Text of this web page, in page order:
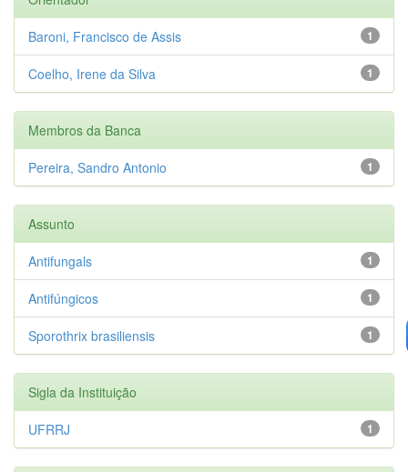
1
Baroni, Francisco de Assis
1
Coelho, Irene da Silva
Membros da Banca
1
Pereira, Sandro Antonio
Assunto
1
Antifungals
1
Antifúngicos
1
Sporothrix brasiliensis
Sigla da Instituição
1
UFRRJ